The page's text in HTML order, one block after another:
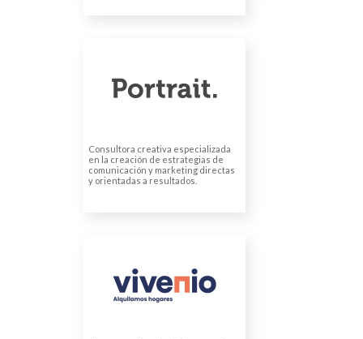
Consultora creativa especializada
en la creación de estrategias de
comunicación y marketing directas
y orientadas a resultados.
NEGOCIOS, S.L.)
Traducciones web
Traducciones legales